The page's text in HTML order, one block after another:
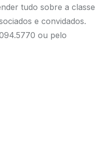
tudo sobre a classe
e convidados.
ou pelo